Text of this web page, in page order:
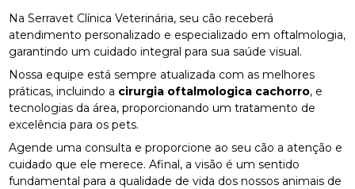
Na Serravet Clínica Veterinária, seu cão receberá
atendimento personalizado e especializado em oftalmologia,
garantindo um cuidado integral para sua saúde visual.
Nossa equipe está sempre atualizada com as melhores
práticas, incluindo a cirurgia oftalmologica cachorro, e
tecnologias da área, proporcionando um tratamento de
excelência para os pets.
Agende uma consulta e proporcione ao seu cão a atenção e
cuidado que ele merece. Afinal, a visão é um sentido
fundamental para a qualidade de vida dos nossos animais de